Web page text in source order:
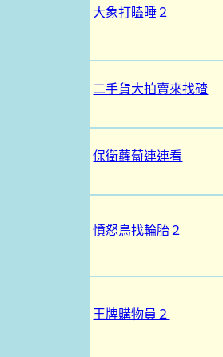
大象打瞌睡２
二手貨大拍賣來找碴
保衛蘿蔔連連看
憤怒鳥找輪胎２
王牌購物員２